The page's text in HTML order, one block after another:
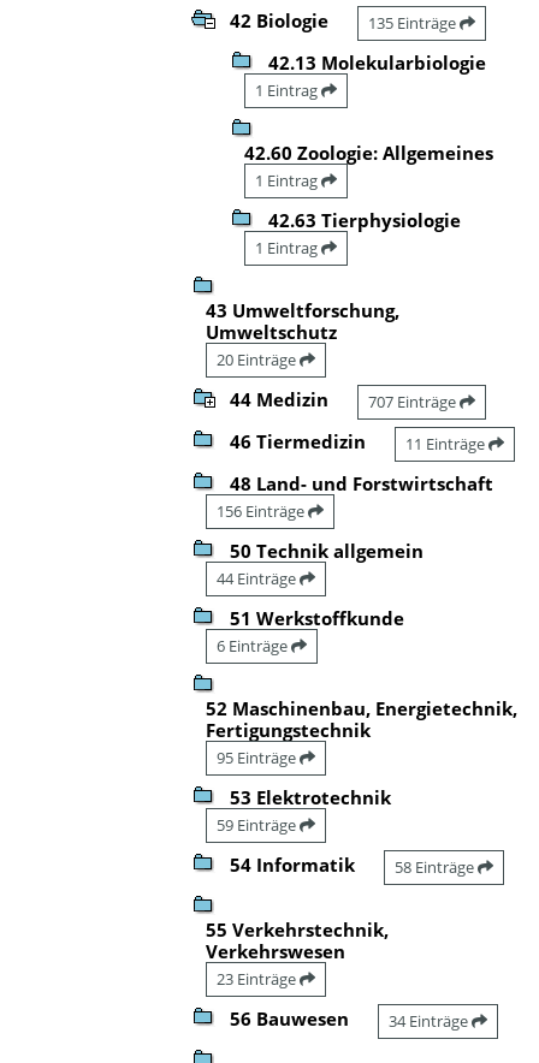
42 Biologie 135 Einträge
42.13 Molekularbiologie
1 Eintrag
42.60 Zoologie: Allgemeines
1 Eintrag
42.63 Tierphysiologie
1 Eintrag
43 Umweltforschung,
Umweltschutz
20 Einträge
44 Medizin 707 Einträge
46 Tiermedizin 11 Einträge
48 Land- und Forstwirtschaft
156 Einträge
50 Technik allgemein
44 Einträge
51 Werkstoffkunde
6 Einträge
52 Maschinenbau, Energietechnik,
Fertigungstechnik
95 Einträge
53 Elektrotechnik
59 Einträge
54 Informatik 58 Einträge
55 Verkehrstechnik,
Verkehrswesen
23 Einträge
56 Bauwesen 34 Einträge